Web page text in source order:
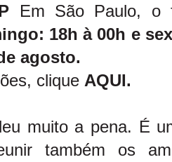
Em São Paulo, o
18h à 00h e
agosto.
clique AQUI.
muito a pena. É
também os